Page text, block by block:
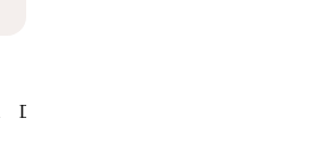
Disponibilità